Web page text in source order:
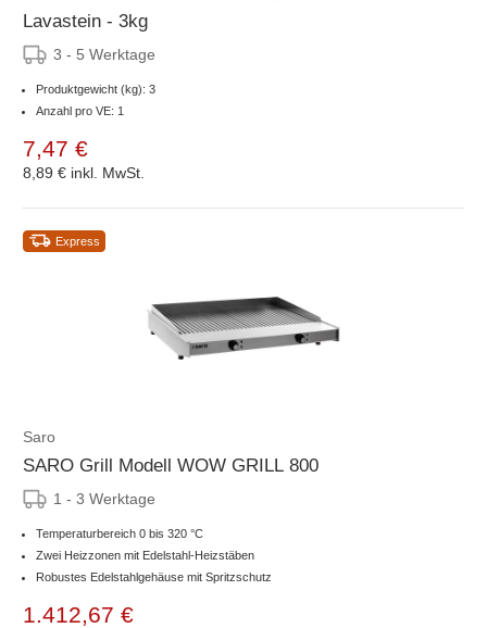
Lavastein - 3kg
3 - 5 Werktage
Produktgewicht (kg): 3
Anzahl pro VE: 1
7,47 €
8,89 € inkl. MwSt.
Express
Saro
SARO Grill Modell WOW GRILL 800
1 - 3 Werktage
Temperaturbereich 0 bis 320 °C
Zwei Heizzonen mit Edelstahl-Heizstäben
Robustes Edelstahlgehäuse mit Spritzschutz
1.412,67 €